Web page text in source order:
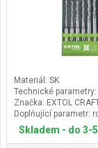
Materiál: SK
Technické
Značka: EXTOL
Doplňující parametr:
6-8x110mm, O 8-10-
Skladem - do 3-